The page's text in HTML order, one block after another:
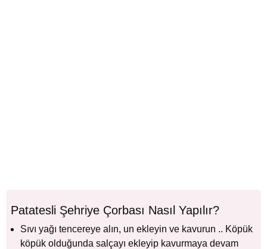
Patatesli Şehriye Çorbası Nasıl Yapılır?
Sıvı yağı tencereye alın, un ekleyin ve kavurun .. Köpük
köpük olduğunda salçayı ekleyip kavurmaya devam